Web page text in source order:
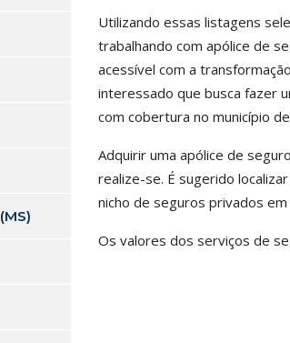
Utilizando essas listagens
trabalhando com apólice de
acessível com a
interessado que busca fazer
com cobertura no município de
Adquirir uma apólice de
realize-se. É sugerido
nicho de seguros privados em
Os valores dos serviços de